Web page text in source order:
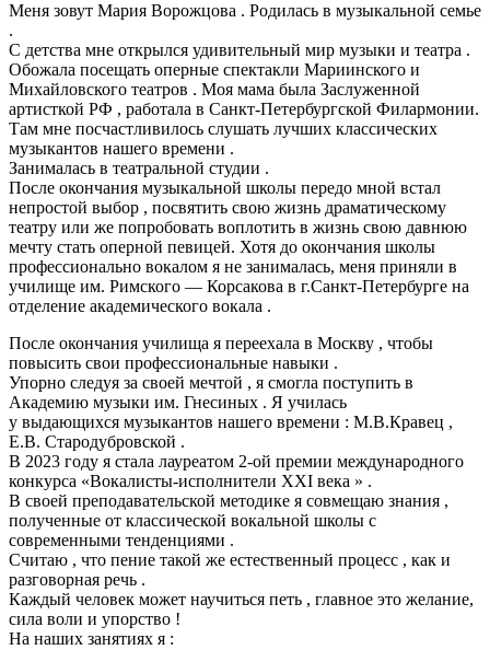
Меня зовут Мария Ворожцова . Родилась в музыкальной семье
.
С детства мне открылся удивительный мир музыки и театра .
Обожала посещать оперные спектакли Мариинского и
Михайловского театров . Моя мама была Заслуженной
артисткой РФ , работала в Санкт-Петербургской Филармонии.
Там мне посчастливилось слушать лучших классических
музыкантов нашего времени .
Занималась в театральной студии .
После окончания музыкальной школы передо мной встал
непростой выбор , посвятить свою жизнь драматическому
театру или же попробовать воплотить в жизнь свою давнюю
мечту стать оперной певицей. Хотя до окончания школы
профессионально вокалом я не занималась, меня приняли в
училище им. Римского — Корсакова в г.Санкт-Петербурге на
отделение академического вокала .
После окончания училища я переехала в Москву , чтобы
повысить свои профессиональные навыки .
Упорно следуя за своей мечтой , я смогла поступить в
Академию музыки им. Гнесиных . Я училась
у выдающихся музыкантов нашего времени : М.В.Кравец ,
Е.В. Стародубровской .
В 2023 году я стала лауреатом 2-ой премии международного
конкурса «Вокалисты-исполнители XXI века » .
В своей преподавательской методике я совмещаю знания ,
полученные от классической вокальной школы с
современными тенденциями .
Считаю , что пение такой же естественный процесс , как и
разговорная речь .
Каждый человек может научиться петь , главное это желание,
сила воли и упорство !
На наших занятиях я :